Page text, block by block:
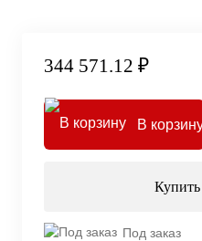
344 571.12 ₽
В
Под заказ